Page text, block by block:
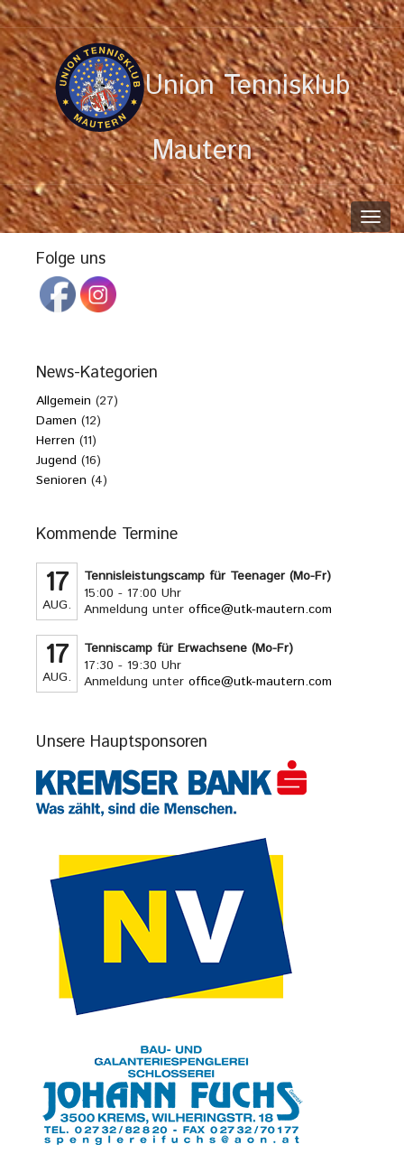
Union Tennisklub
Mautern
Folge uns
News-Kategorien
Allgemein (27)
Damen (12)
Herren (11)
Jugend (16)
Senioren (4)
Kommende Termine
17
AUG.
Tennisleistungscamp für Teenager (Mo-Fr)
15:00 - 17:00 Uhr
Anmeldung unteroffice@utk-mautern.com
17
AUG.
Tenniscamp für Erwachsene (Mo-Fr)
17:30 - 19:30 Uhr
Anmeldung unteroffice@utk-mautern.com
Unsere Hauptsponsoren